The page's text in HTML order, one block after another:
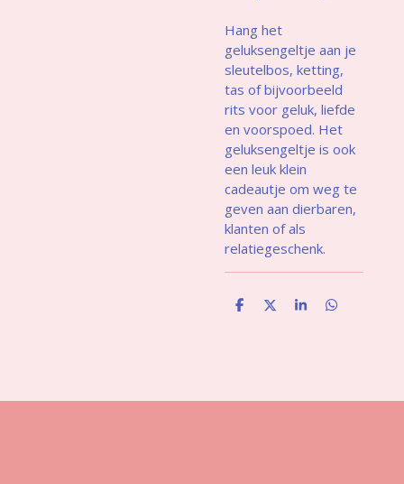
Hang het
geluksengeltje aan je
sleutelbos, ketting,
tas of bijvoorbeeld
rits voor geluk, liefde
en voorspoed. Het
geluksengeltje is ook
een leuk klein
cadeautje om weg te
geven aan dierbaren,
klanten of als
relatiegeschenk.
D
D
S
D